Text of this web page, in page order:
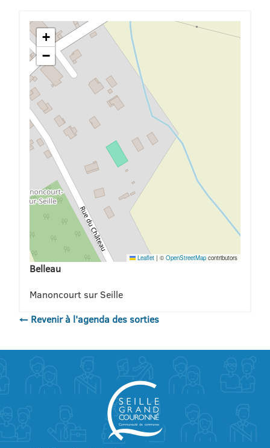
+
−
Leaflet | ©OpenStreetMap contributors
Belleau
Manoncourt sur Seille
← Revenir à l'agenda des sorties